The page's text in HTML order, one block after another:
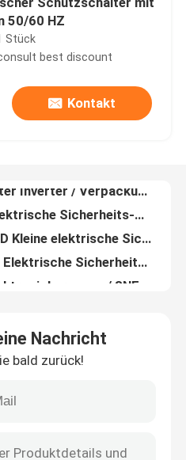
50/60 HZ
Stück
best discount
Kontakt
Modularer Frequenzumrichter mit variabler Drehzahl und Frequenzumrichter
Bussmann 170M5811D Kleine elektrische Sicherungen / Cooper 1000A High Speed ​​Sicherung
Bussmann 170M6248 Elektrische Sicherheits-Sicherungen Cooper Low Arc Voltage 1250V
SITOR 3NE Ersatz-Elektrosicherungen / 3NE1435-0 AC-Patronentyp-Sicherung
3NA Series Elektrische Sicherheits-Sicherungen für Kabel 3NA3801 LV HRC Link
Nachricht
bald zurück!